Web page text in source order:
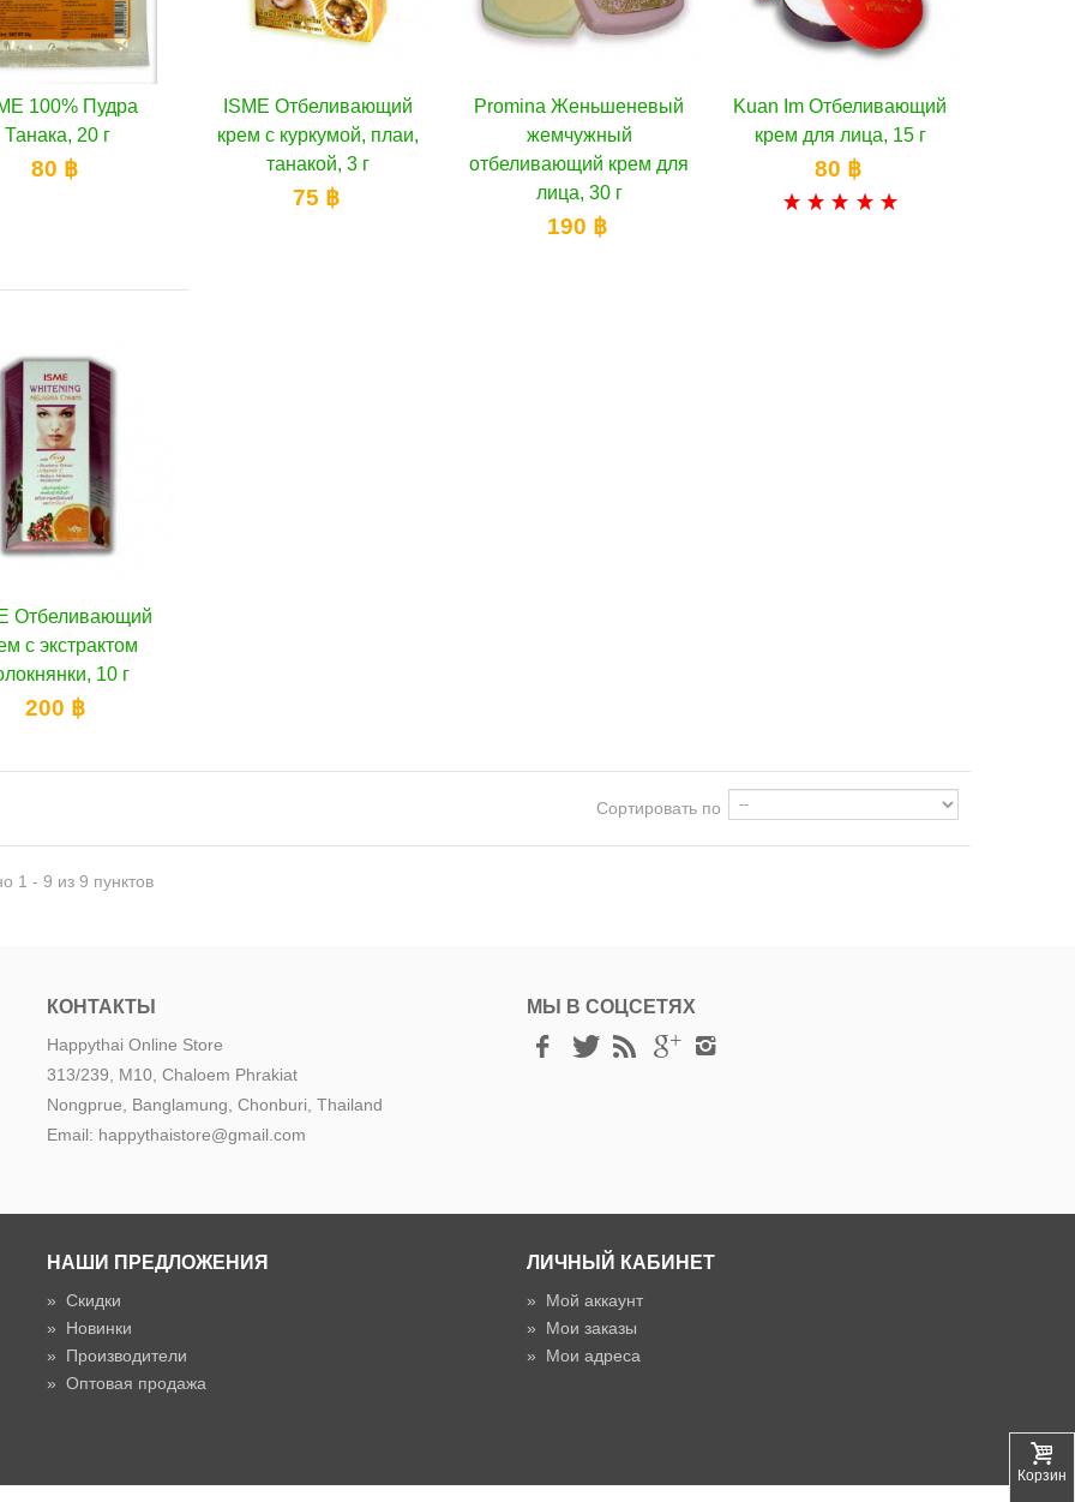
В корзину
100% Пудра
Танака, 20 г
80 ฿
В корзину
ISME Отбеливающий
крем с куркумой, плаи,
танакой, 3 г
75 ฿
В корзину
Promina Женьшеневый
жемчужный
отбеливающий крем для
лица, 30 г
190 ฿
В корзину
Kuan Im Отбеливающий
крем для лица, 15 г
80 ฿
В корзину
Отбеливающий
с экстрактом
10 г
200 ฿
Сортировать по
1 - 9 из 9 пунктов
КОНТАКТЫ
Happythai Online Store
313/239, M10, Chaloem Phrakiat
Nongprue, Banglamung, Chonburi, Thailand
Email: happythaistore@gmail.com
МЫ В СОЦСЕТЯХ
НАШИ ПРЕДЛОЖЕНИЯ
» Скидки
» Новинки
» Производители
» Оптовая продажа
ЛИЧНЫЙ КАБИНЕТ
» Мой аккаунт
» Мои заказы
» Мои адреса
Корзина